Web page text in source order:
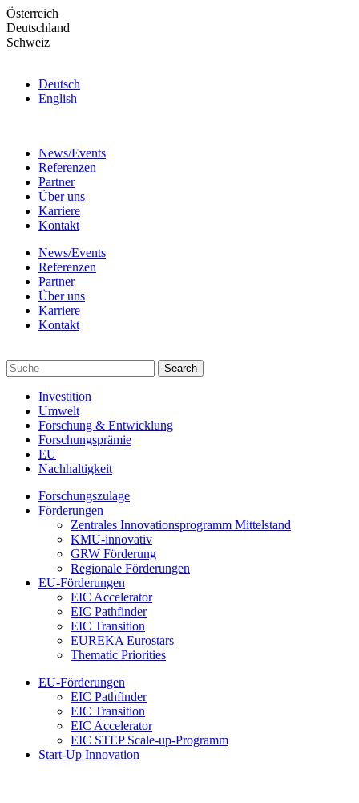
Skip
to
the
Österreich
Deutschland
Schweiz
Deutsch
English
News/Events
Referenzen
Partner
Über uns
Karriere
Kontakt
News/Events
Referenzen
Partner
Über uns
Karriere
Kontakt
Investition
Umwelt
Forschung & Entwicklung
Forschungsprämie
EU
Nachhaltigkeit
Forschungszulage
Förderungen
Zentrales Innovationsprogramm Mittelstand
KMU-innovativ
GRW Förderung
Regionale Förderungen
EU-Förderungen
EIC Accelerator
EIC Pathfinder
EIC Transition
EUREKA Eurostars
Thematic Priorities
EU-Förderungen
EIC Pathfinder
EIC Transition
EIC Accelerator
EIC STEP Scale-up-Programm
Start-Up Innovation